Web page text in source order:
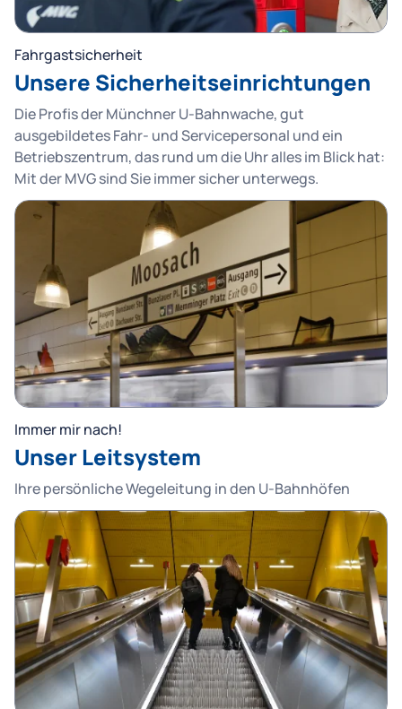
Fahrgastsicherheit
Unsere Sicherheitseinrichtungen
Die Profis der Münchner U-Bahnwache, gut
ausgebildetes Fahr- und Servicepersonal und ein
Betriebszentrum, das rund um die Uhr alles im Blick hat:
Mit der MVG sind Sie immer sicher unterwegs.
Immer mir nach!
Unser Leitsystem
Ihre persönliche Wegeleitung in den U-Bahnhöfen